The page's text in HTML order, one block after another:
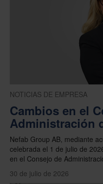
NOTICIAS DE EMPRESA
Cambios en el
Administración
Nefab Group AB, mediante
celebrada el 1 de julio de
en el Consejo de
30 de julio de 2026